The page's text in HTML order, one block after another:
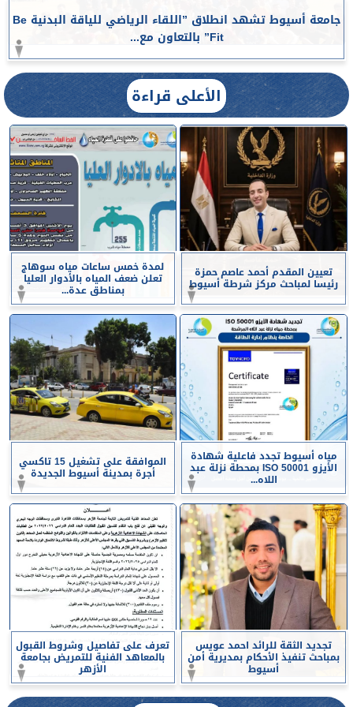
جامعة أسيوط تشهد انطلاق ”اللقاء الرياضي للياقة البدنية Be
Fit” بالتعاون مع...
الأعلى قراءة
تعيين المقدم أحمد عاصم حمزة
رئيسا لمباحث مركز شرطة أسيوط
لمدة خمس ساعات مياه سوهاج
تعلن ضعف المياه بالأدوار العليا
بمناطق عدة...
مياه أسيوط تجدد فاعلية شهادة
الأيزو ISO 50001 بمحطة نزلة عبد
اللاه...
الموافقة على تشغيل 15 تاكسي
أجرة بمدينة أسيوط الجديدة
تجديد الثقة للرائد احمد عويس
بمباحث تنفيذ الأحكام بمديرية أمن
أسيوط
تعرف على تفاصيل وشروط القبول
بالمعاهد الفنية للتمريض بجامعة
الأزهر